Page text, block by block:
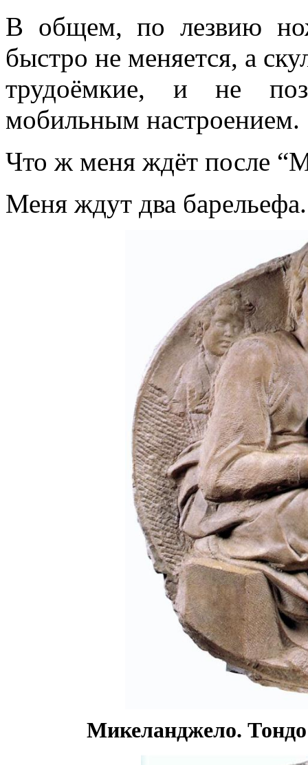
В общем, по лезвию
быстро не меняется, а
трудоёмкие, и не
мобильным настроением.
Что ж меня ждёт после
Меня ждут два барельефа.
Микеланджело.